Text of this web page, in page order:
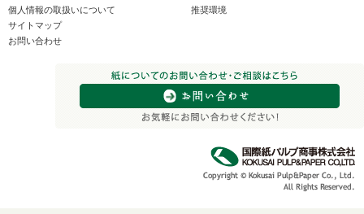
個人情報の取扱いについて
サイトマップ
お問い合わせ
推奨環境